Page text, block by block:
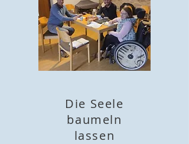
Die Seele
baumeln
lassen